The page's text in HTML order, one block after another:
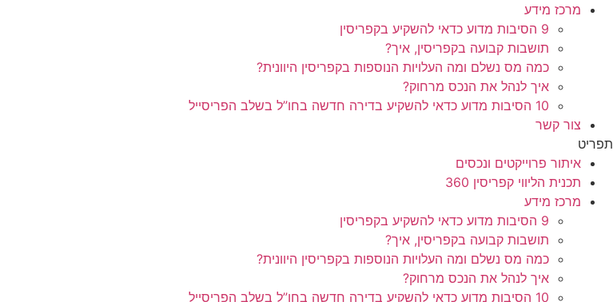
מרכז מידע
9 הסיבות מדוע כדאי להשקיע בקפריסין
תושבות קבועה בקפריסין, איך?
כמה מס נשלם ומה העלויות הנוספות בקפריסין היוונית?
איך לנהל את הנכס מרחוק?
10 הסיבות מדוע כדאי להשקיע בדירה חדשה בחו”ל בשלב הפריסייל
צור קשר
תפריט
איתור פרוייקטים ונכסים
תכנית הליווי קפריסין 360
מרכז מידע
9 הסיבות מדוע כדאי להשקיע בקפריסין
תושבות קבועה בקפריסין, איך?
כמה מס נשלם ומה העלויות הנוספות בקפריסין היוונית?
איך לנהל את הנכס מרחוק?
10 הסיבות מדוע כדאי להשקיע בדירה חדשה בחו”ל בשלב הפריסייל